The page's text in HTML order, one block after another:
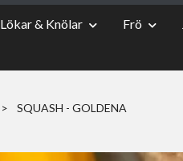
Lökar & Knölar Frö
SQUASH - GOLDENA